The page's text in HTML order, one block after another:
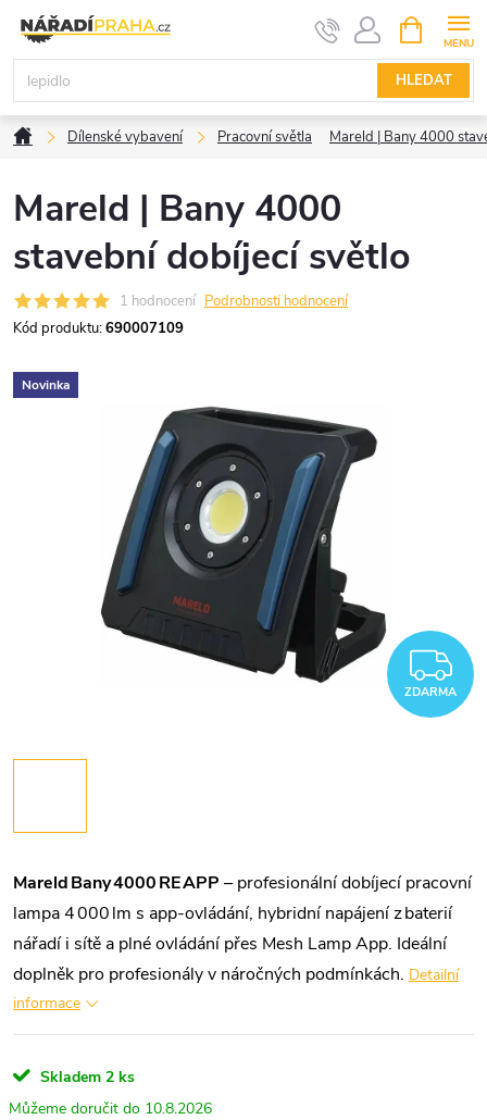
obsah
HLEDAT
NÁKUPNÍ
KOŠÍK
DomůDílenské vybavení Pracovní světla Mareld | Bany 4000
Mareld | Bany 4000
stavební dobíjecí světlo
1 hodnocení Podrobnosti hodnocení
Kód produktu:690007109
Novinka
ZDARMA
Mareld Bany 4000 RE APP – profesionální dobíjecí pracovní
lampa 4 000 lm s app‑ovládání, hybridní napájení z baterií
nářadí i sítě a plné ovládání přes Mesh Lamp App. Ideální
doplněk pro profesionály v náročných podmínkách. Detailní
informace
Skladem 2 ks
10.8.2026